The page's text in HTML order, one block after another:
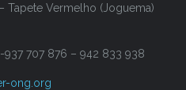
Tapete Vermelho (Joguema)
937 707 876 – 942 833 938
ong.org